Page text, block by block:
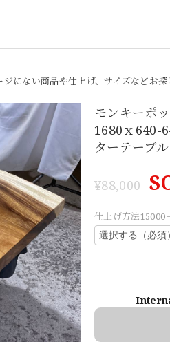
ジにない商品や仕上げ、サイズなどお
モンキーポ
1680ｘ640-
ターテーブ
¥88,000
仕上げ方法15000